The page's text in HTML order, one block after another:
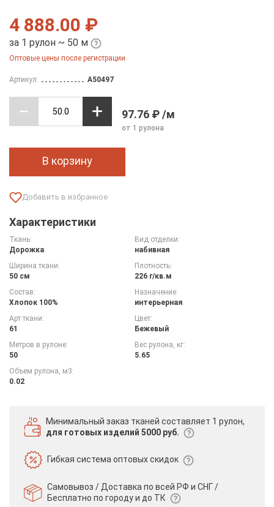
4 888.00 ₽
за 1 рулон ~ 50 м
Оптовые цены после регистрации
Артикул: A50497
97.76 ₽ /м
от 1 рулона
В корзину
Характеристики
Ткань:
Дорожка
Вид отделки:
набивная
Ширина ткани:
50 см
Плотность:
226 г/кв.м
Состав:
Хлопок 100%
Назначение:
интерьерная
Арт ткани:
61
Цвет:
Бежевый
Метров в рулоне:
50
Вес рулона, кг:
5.65
Объем рулона, м3:
0.02
Минимальный заказ тканей составляет 1 рулон,
для готовых изделий 5000 руб.
Гибкая системаоптовых скидок
Самовывоз / Доставка по всей РФ и СНГ /
Бесплатно по городу и до ТК